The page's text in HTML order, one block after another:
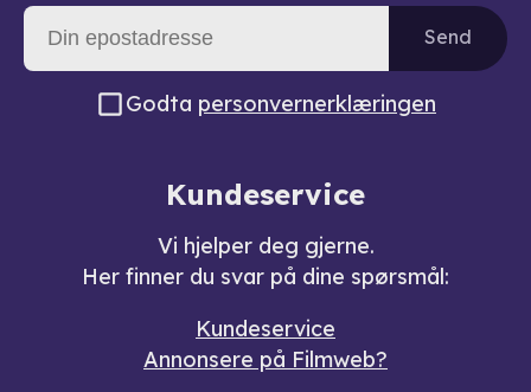
Send
Godta personvernerklæringen
Kundeservice
Vi hjelper deg gjerne.
Her finner du svar på dine spørsmål:
Kundeservice
Annonsere på Filmweb?